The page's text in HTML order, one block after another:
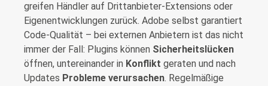
greifen Händler auf Drittanbieter-Extensions oder
Eigenentwicklungen zurück. Adobe selbst garantiert
Code-Qualität – bei externen Anbietern ist das nicht
immer der Fall: Plugins können Sicherheitslücken
öffnen, untereinander in Konflikt geraten und nach
Updates Probleme verursachen. Regelmäßige